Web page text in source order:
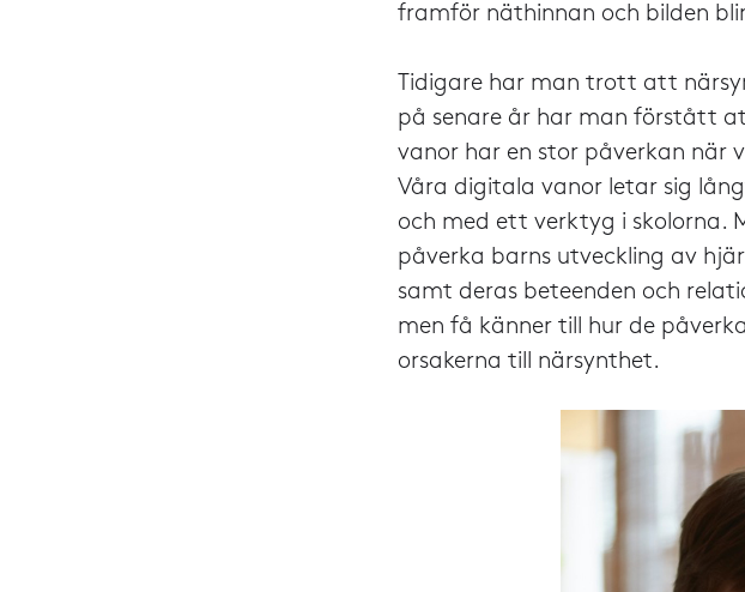
framför näthinnan och bilden
Tidigare har man trott att
på senare år har man förstått
vanor har en stor påverkan när
Våra digitala vanor letar sig
och med ett verktyg i skolorna.
påverka barns utveckling av
samt deras beteenden och
men få känner till hur de
orsakerna till närsynthet.